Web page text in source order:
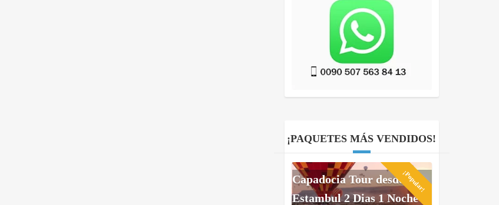
¡PAQUETES MÁS VENDIDOS!
¡Popular!
Capadocia Tour desde
Estambul 2 Dias 1 Noche